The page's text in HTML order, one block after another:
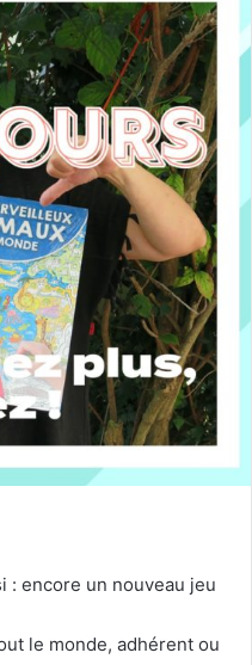
: encore un nouveau jeu
le monde, adhérent ou